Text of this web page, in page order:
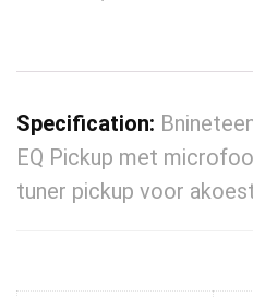
Specification:
EQ Pickup met
tuner pickup voor